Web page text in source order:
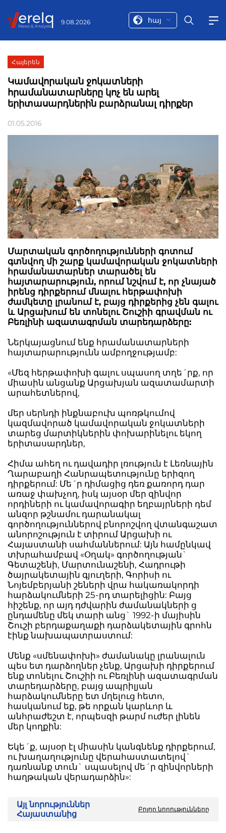
9.08.2026 հայ
Հայերեն
Կամավորական ջոկատների
հրամանատարները կոչ են արել
երիտասարդներին բարձրանալ դիրքեր
01.05.2016
Մարտական գործողությունների գոտում
գտնվող մի շարք կամավորական ջոկատների
հրամանատարներ տարածել են
հայտարարություն, որում նշվում է, որ չնայած
իրենց դիրքերում մնալու հերթափոխի
ժամկետը լրանում է, բայց դիրքերից չեն գալու
և Արցախում են տոնելու Շուշիի գրավման ու
Բեռլինի ազատագրման տարեդարձերը:
Ներկայացնում ենք հրամանատարների
հայտարարությունն ամբողջությամբ:
«Մեզ հերթափոխի գալու սպասող տղե´րք, որ
միասին անցանք Արցախյան ազատամարտի
արահետներով,
մեր սերնդի ինքնաբուխ պոռթկումով
կազմավորած կամավորական ջոկատների
տարեց մարտիկներին փոխարինելու եկող
երիտասարդներ,
Հիմա ահեղ ու դավադիր լռություն է Լեռնային
Ղարաբաղի Հանրապետությունը երիզող
դիրքերում: Մե´ր դիմացից դեռ քառորդ դար
առաջ փախչող, իսկ այսօր մեր զինվոր
որդիների ու կամավորագիր եղբայրների դեմ
անզոր թշնամու դարանակալ
գործողություններով բնորոշվող վտանգաշատ
անորոշություն է տիրում Արցախի ու
Հայաստանի սահմաններում: Այն համընկավ
տխրահամբավ «Օղակ» գործողության`
Գետաշենի, Մարտունաշենի, Հադրութի
ծայրակետային գյուղերի, Գորիսի ու
Նոյեմբերյանի շեների վրա հակառակորդի
հարձակումների 25-րդ տարելիցին: Բայց
հիշենք, որ այդ դժվարին ժամանակների ց
ընդամենը մեկ տարի անց` 1992-ի մայիսին
Շուշի բերդաքաղաքի դարձակետային գրոհն
էինք նախապատրաստում:
Մենք «սմենափոխի» ժամանակը լրանալուն
պես ետ դարձողներ չենք, Արցախի դիրքերում
ենք տոնելու Շուշիի ու Բեռլինի ազատագրման
տարեդարձերը, բայց ապրիլյան
հարձակումները ետ մղելուց հետո,
հասկանում եք, թե որքան կարևոր և
անհրաժեշտ է, որպեսզի թարմ ուժեր լինեն
մեր կողքին:
Եկե´ք, այսօր էլ միասին կանգնենք դիրքերում,
ու խաղաղությունը վերահաստատելով`
դառնանք տուն` սպասելով մե´ր զինվորների
հաղթական վերադարձին»:
Այլ նորություններ
Հայաստանից
Բոլոր նորությունները